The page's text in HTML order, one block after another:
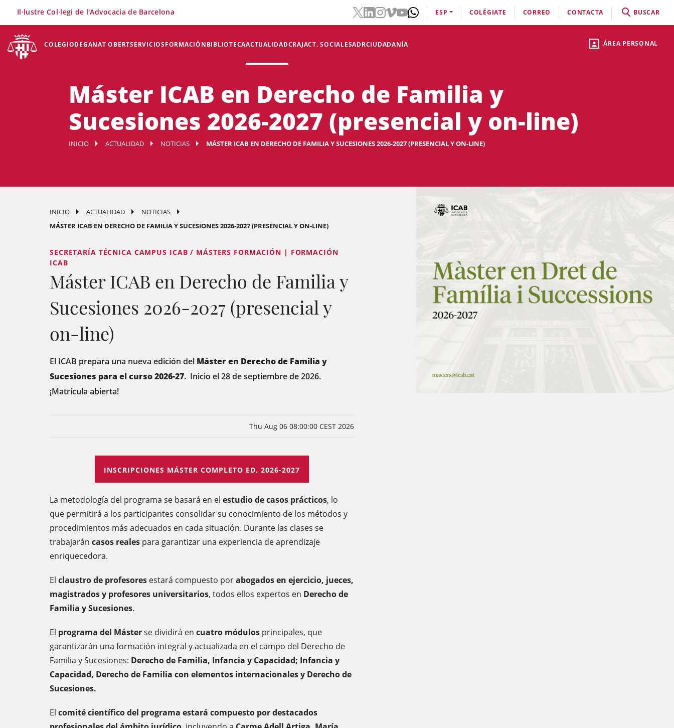
ÁREA PERSONAL
COLEGIODEGANAT OBERTSERVICIOSFORMACIÓNBIBLIOTECAACTUALIDADCRAJACT. SOCIALESADRCIUDADANÍA
Il·lustre Col·legi de l'Advocacia de Barcelona ESP COLÉGIATE CORREO CONTACTA BUSCAR
Máster ICAB en Derecho de Familia y
Sucesiones 2026-2027 (presencial y on-line)
INICIO ACTUALIDAD NOTICIAS MÁSTER ICAB EN DERECHO DE FAMILIA Y SUCESIONES 2026-2027 (PRESENCIAL Y ON-LINE)
INICIO ACTUALIDAD
NOTICIAS
MÁSTER ICAB EN DERECHO DE FAMILIA Y SUCESIONES 2026-2027 (PRESENCIAL Y ON-LINE)
SECRETARÍA TÉCNICA CAMPUS ICAB / MÁSTERS FORMACIÓN | FORMACIÓN
ICAB
Máster ICAB en Derecho de Familia y
Sucesiones 2026-2027 (presencial y
on-line)
El ICAB prepara una nueva edición del Máster en Derecho de Familia y
Sucesiones para el curso 2026-27. Inicio el 28 de septiembre de 2026.
¡Matrícula abierta!
Thu Aug 06 08:00:00 CEST 2026
INSCRIPCIONES MÁSTER COMPLETO ED. 2026-2027
La metodología del programa se basará en el estudio de casos prácticos, lo
que permitirá a los participantes consolidar su conocimiento de los métodos y
procedimientos más adecuados en cada situación. Durante las clases se
trabajarán casos reales para garantizar una experiencia de aprendizaje
enriquecedora.
El claustro de profesores estará compuesto porabogados en ejercicio, jueces,
magistrados y profesores universitarios, todos ellos expertos en Derecho de
Familia y Sucesiones.
El programa del Másterse dividirá en cuatro módulos principales, que
garantizarán una formación integral y actualizada en el campo del Derecho de
Familia y Sucesiones: Derecho de Familia, Infancia y Capacidad; Infancia y
Capacidad, Derecho de Familia con elementos internacionales y Derecho de
Sucesiones.
El comité científico del programa estará compuesto por destacados